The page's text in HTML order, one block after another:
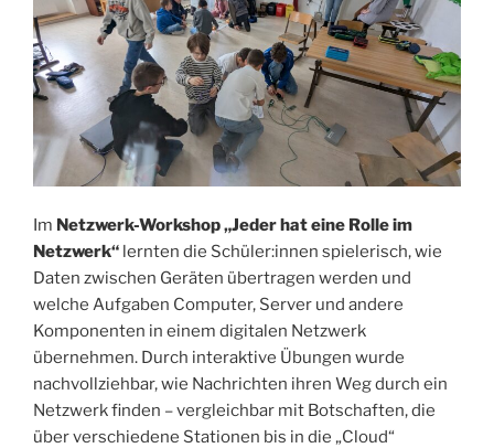
Im Netzwerk-Workshop „Jeder hat eine Rolle im
Netzwerk“ lernten die Schüler:innen spielerisch, wie
Daten zwischen Geräten übertragen werden und
welche Aufgaben Computer, Server und andere
Komponenten in einem digitalen Netzwerk
übernehmen. Durch interaktive Übungen wurde
nachvollziehbar, wie Nachrichten ihren Weg durch ein
Netzwerk finden – vergleichbar mit Botschaften, die
über verschiedene Stationen bis in die „Cloud“